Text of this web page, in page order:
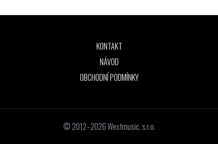
KONTAKT
NÁVOD
OBCHODNÍ PODMÍNKY
© 2012–2026 Westmusic, s.r.o.